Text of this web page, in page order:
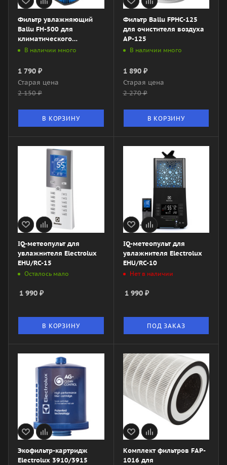
Фильтр увлажняющий
Ballu FH-500 для
климатического
комплекса AW-500
В наличии много
1 790 ₽
Старая цена
2 150₽
В КОРЗИНУ
Фильтр Ballu FPHC-125
для очистителя воздуха
AP-125
В наличии много
1 890₽
Старая цена
2 270₽
В КОРЗИНУ
IQ-метеопульт для
увлажнителя Electrolux
EHU/RC-15
Осталось мало
1 990 ₽
В КОРЗИНУ
IQ-метеопульт для
увлажнителя Electrolux
EHU/RC-10
Нет в наличии
1 990₽
ПОД ЗАКАЗ
Экофильтр-картридж
Electrolux 3910/3915
Комплект фильтров FAP-
1016 для